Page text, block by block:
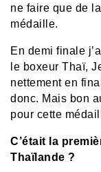
ne faire que de
médaille.
En demi finale
le boxeur Thaï,
nettement en
donc. Mais bon
pour cette
C’était la
Thaïlande ?